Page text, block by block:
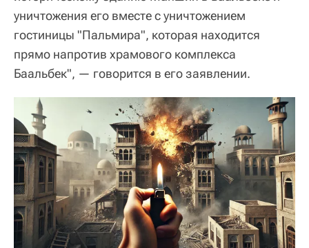
уничтожения его вместе с уничтожением
гостиницы "Пальмира", которая находится
прямо напротив храмового комплекса
Баальбек", — говорится в его заявлении.